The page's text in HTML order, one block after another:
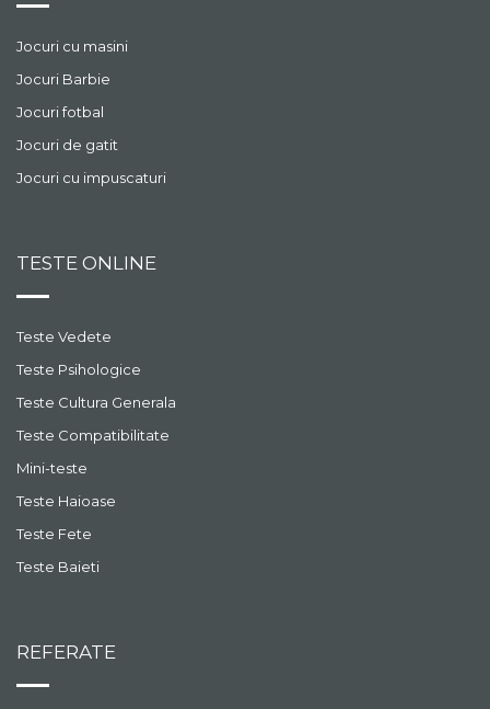
Jocuri cu masini
Jocuri Barbie
Jocuri fotbal
Jocuri de gatit
Jocuri cu impuscaturi
TESTE ONLINE
Teste Vedete
Teste Psihologice
Teste Cultura Generala
Teste Compatibilitate
Mini-teste
Teste Haioase
Teste Fete
Teste Baieti
REFERATE